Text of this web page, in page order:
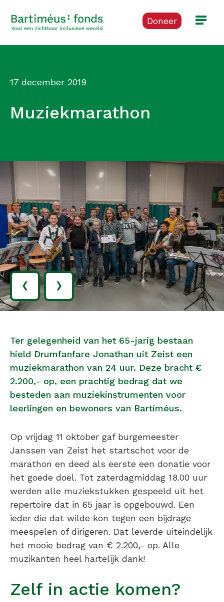
Doneer
Muziekmarathon
17 december 2019
‹ ›
Ter gelegenheid van het 65-jarig bestaan
hield Drumfanfare Jonathan uit Zeist een
muziekmarathon van 24 uur. Deze bracht €
2.200,- op, een prachtig bedrag dat we
besteden aan muziekinstrumenten voor
leerlingen en bewoners van Bartiméus.
Op vrijdag 11 oktober gaf burgemeester
Janssen van Zeist het startschot voor de
marathon en deed als eerste een donatie voor
het goede doel. Tot zaterdagmiddag 18.00 uur
werden alle muziekstukken gespeeld uit het
repertoire dat in 65 jaar is opgebouwd. Een
ieder die dat wilde kon tegen een bijdrage
meespelen of dirigeren. Dat leverde uiteindelijk
het mooie bedrag van € 2.200,- op. Alle
muzikanten heel hartelijk dank!
Zelf in actie komen?